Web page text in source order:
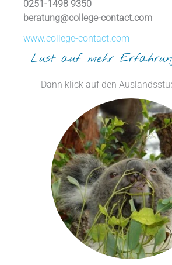
0251-1498 9350
beratung@college-contact.com
www.college-contact.com
Lust auf mehr
Dann klick auf den